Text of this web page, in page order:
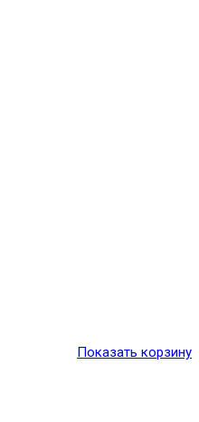
Показать корзину